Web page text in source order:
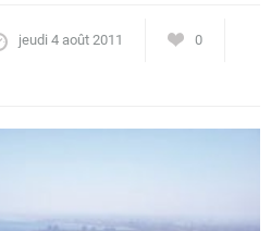
jeudi 4 août 2011 0